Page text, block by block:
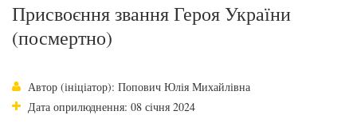
Присвоєння звання Героя України
(посмертно)
Автор (ініціатор): Попович Юлія Михайлівна
Дата оприлюднення: 08 січня 2024